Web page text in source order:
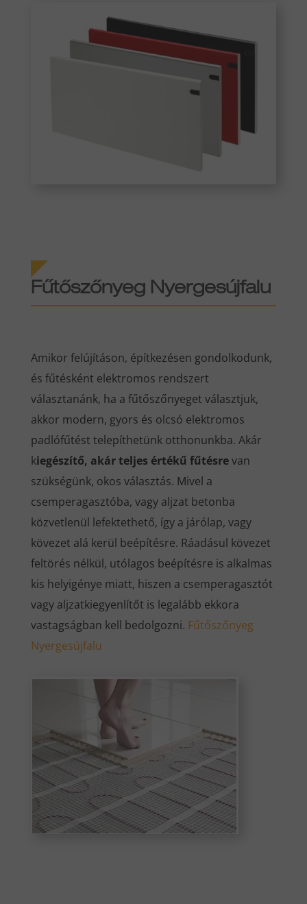
Fűtőszőnyeg Nyergesújfalu
Amikor felújításon, építkezésen gondolkodunk,
és fűtésként elektromos rendszert
választanánk, ha a fűtőszőnyeget választjuk,
akkor modern, gyors és olcsó elektromos
padlófűtést telepíthetünk otthonunkba. Akár
kiegészítő, akár teljes értékű fűtésrevan
szükségünk, okos választás. Mivel a
csemperagasztóba, vagy aljzat betonba
közvetlenül lefektethető, így a járólap, vagy
kövezet alá kerül beépítésre. Ráadásul kövezet
feltörés nélkül, utólagos beépítésre is alkalmas
kis helyigénye miatt, hiszen a csemperagasztót
vagy aljzatkiegyenlítőt is legalább ekkora
vastagságban kell bedolgozni. Fűtőszőnyeg
Nyergesújfalu